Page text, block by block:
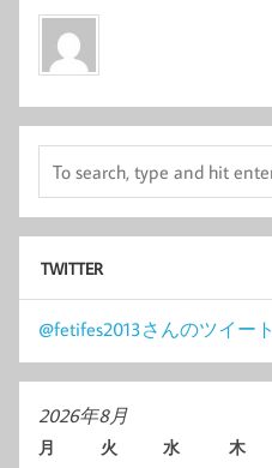
TWITTER
@fetifes2013さんのツイート
2026年8月
月 火 水 木